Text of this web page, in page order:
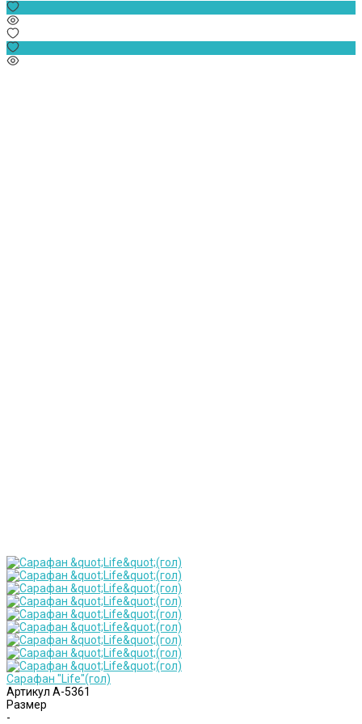
Сарафан "Life"(гол)
Артикул А-5361
Размер
-